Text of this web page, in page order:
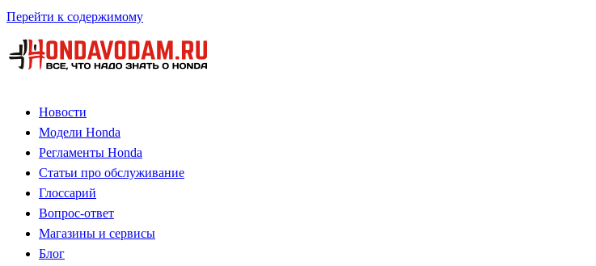
Перейти к содержимому
Новости
Модели Honda
Регламенты Honda
Статьи про обслуживание
Глоссарий
Вопрос-ответ
Магазины и сервисы
Блог